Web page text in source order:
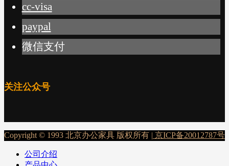
cc-visa
paypal
微信支付
关注公众号
Copyright © 1993 北京办公家具 版权所有 | 京ICP备20012787号
公司介绍